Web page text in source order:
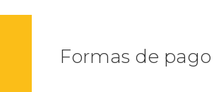
Formas de pago